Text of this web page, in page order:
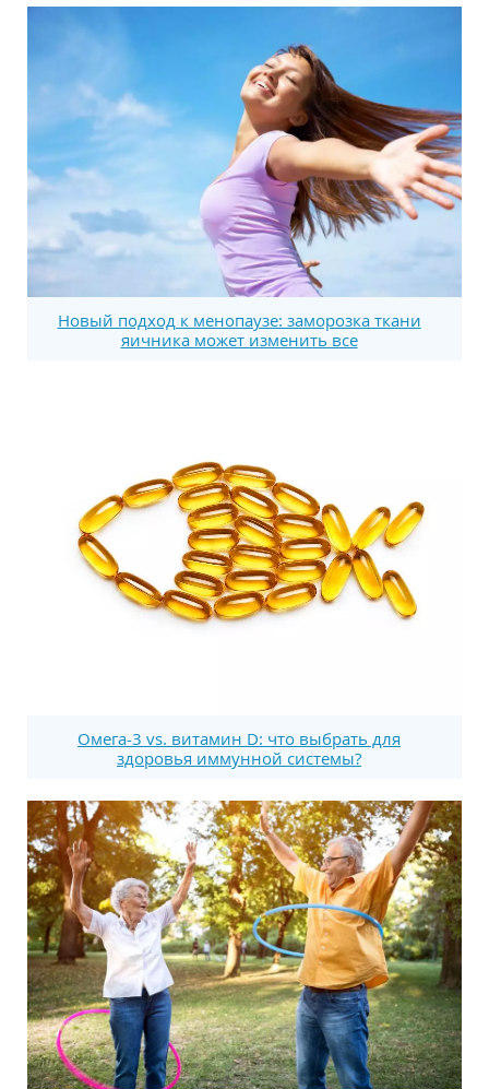
Новый подход к менопаузе: заморозка ткани
яичника может изменить все
Омега-3 vs. витамин D: что выбрать для
здоровья иммунной системы?